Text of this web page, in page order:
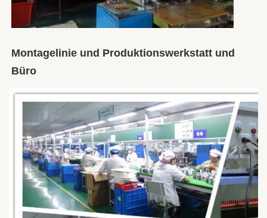
Montagelinie und Produktionswerkstatt und
Büro